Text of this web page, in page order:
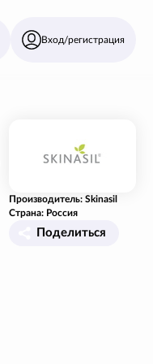
Вход/регистрация
Производитель: Skinasil
Страна: Россия
Поделиться